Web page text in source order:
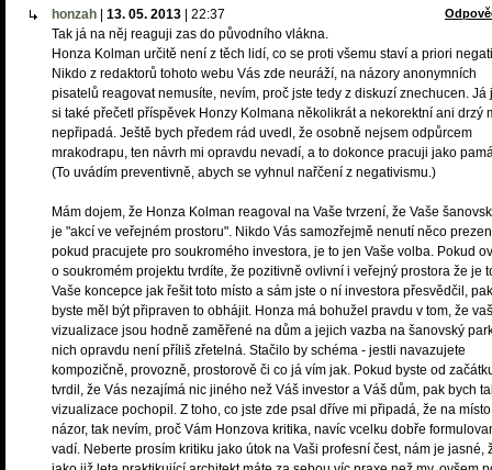
honzah 13. 05. 2013 22:37
Tak já na něj reaguji zas do původního vlákna.
Honza Kolman určitě není z těch lidí, co se proti všemu staví a priori
Nikdo z redaktorů tohoto webu Vás zde neuráží, na názory anonymních
pisatelů reagovat nemusíte, nevím, proč jste tedy z diskuzí znechucen. Já
si také přečetl příspěvek Honzy Kolmana několikrát a nekorektní ani drzý
nepřipadá. Ještě bych předem rád uvedl, že osobně nejsem odpůrcem
mrakodrapu, ten návrh mi opravdu nevadí, a to dokonce pracuji jako
(To uvádím preventivně, abych se vyhnul nařčení z negativismu.)
Mám dojem, že Honza Kolman reagoval na Vaše tvrzení, že Vaše
je "akcí ve veřejném prostoru". Nikdo Vás samozřejmě nenutí něco
pokud pracujete pro soukromého investora, je to jen Vaše volba. Pokud
o soukromém projektu tvrdíte, že pozitivně ovlivní i veřejný prostora že je
Vaše koncepce jak řešit toto místo a sám jste o ní investora přesvědčil, pak
byste měl být připraven to obhájit. Honza má bohužel pravdu v tom, že
vizualizace jsou hodně zaměřené na dům a jejich vazba na šanovský
nich opravdu není příliš zřetelná. Stačilo by schéma - jestli navazujete
kompozičně, provozně, prostorově či co já vím jak. Pokud byste od
tvrdil, že Vás nezajímá nic jiného než Váš investor a Váš dům, pak bych
vizualizace pochopil. Z toho, co jste zde psal dříve mi připadá, že na
názor, tak nevím, proč Vám Honzova kritika, navíc vcelku dobře
vadí. Neberte prosím kritiku jako útok na Vaši profesní čest, nám je jasné,